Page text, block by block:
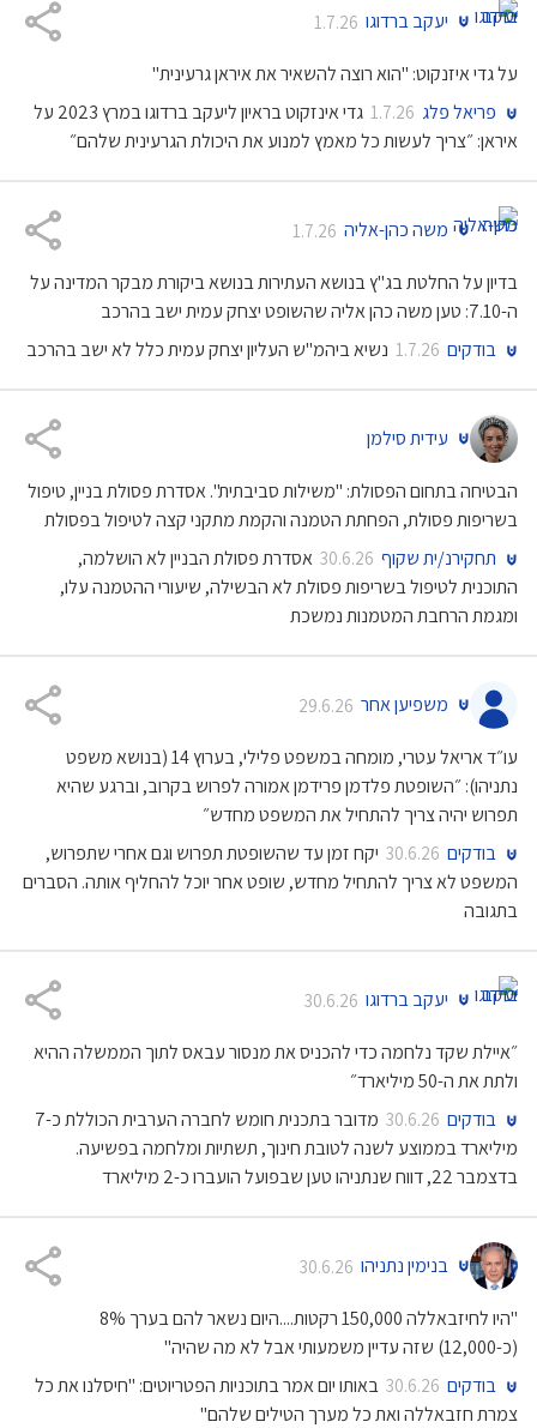
יעקב ברדוגו 1.7.26
על גדי איזנקוט: "הוא רוצה להשאיר את איראן גרעינית"
פריאל פלג 1.7.26
גדי אינזקוט בראיון ליעקב ברדוגו במרץ 2023 על
איראן: ״צריך לעשות כל מאמץ למנוע את היכולת הגרעינית שלהם״
משה כהן-אליה 1.7.26
בדיון על החלטת בג"ץ בנושא העתירות בנושא ביקורת מבקר המדינה על
ה-7.10: טען משה כהן אליה שהשופט יצחק עמית ישב בהרכב
בודקים 1.7.26 נשיא ביהמ"ש העליון יצחק עמית כלל לא ישב בהרכב
עידית סילמן
הבטיחה בתחום הפסולת: "משילות סביבתית". אסדרת פסולת בניין, טיפול
בשריפות פסולת, הפחתת הטמנה והקמת מתקני קצה לטיפול בפסולת
תחקירנ/ית שקוף 30.6.26 אסדרת פסולת הבניין לא הושלמה,
התוכנית לטיפול בשריפות פסולת לא הבשילה, שיעורי ההטמנה עלו,
ומגמת הרחבת המטמנות נמשכת
משפיען אחר 29.6.26
עו״ד אריאל עטרי, מומחה במשפט פלילי, בערוץ 14 (בנושא משפט
נתניהו): ״השופטת פלדמן פרידמן אמורה לפרוש בקרוב, וברגע שהיא
תפרוש יהיה צריך להתחיל את המשפט מחדש״
בודקים 30.6.26 יקח זמן עד שהשופטת תפרוש וגם אחרי שתפרוש,
המשפט לא צריך להתחיל מחדש, שופט אחר יוכל להחליף אותה. הסברים
בתגובה
יעקב ברדוגו 30.6.26
״איילת שקד נלחמה כדי להכניס את מנסור עבאס לתוך הממשלה ההיא
ולתת את ה-50 מיליארד״
בודקים 30.6.26
מדובר בתכנית חומש לחברה הערבית הכוללת כ-7
מיליארד בממוצע לשנה לטובת חינוך, תשתיות ומלחמה בפשיעה.
בדצמבר 22, דווח שנתניהו טען שבפועל הועברו כ-2 מיליארד
בנימין נתניהו 30.6.26
"היו לחיזבאללה 150,000 רקטות....היום נשאר להם בערך 8%
(כ-12,000) שזה עדיין משמעותי אבל לא מה שהיה"
בודקים 30.6.26 באותו יום אמר בתוכניות הפטריוטים: "חיסלנו את כל
צמרת חזבאללה ואת כל מערך הטילים שלהם"